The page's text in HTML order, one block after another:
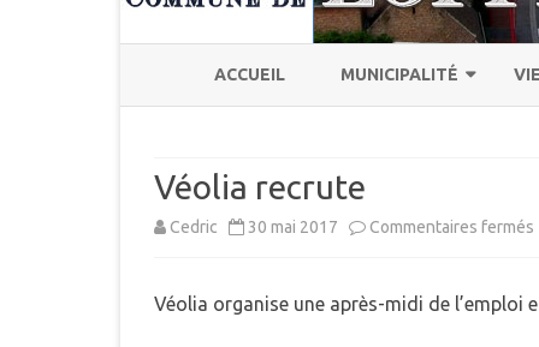
ACCUEIL MUNICIPALITÉ
COMPTE RENDU DU CONSEIL
DÉMARCHES
Véolia recrute
Cedric 30 mai 2017 Commentaires fermés
Véolia organise une après-midi de l’emploi